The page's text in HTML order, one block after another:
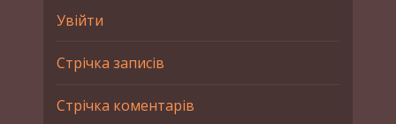
Увійти
Стрічка записів
Стрічка коментарів